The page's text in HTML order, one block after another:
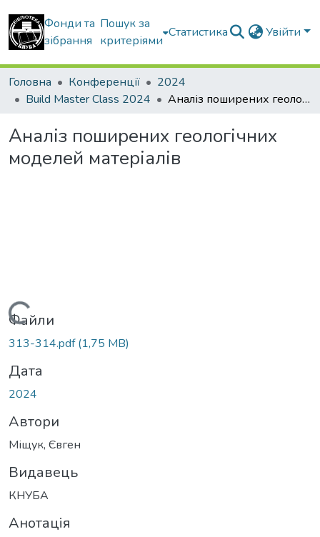
Фонди та
зібрання
Пошук за
критеріями
Статистика Увійти
Головна Конференції
2024
Build Master Class 2024
Аналіз поширених геологічних моделей матеріалів
Аналіз поширених геологічних
моделей матеріалів
Вантажиться...
Файли
313-314.pdf(1,75 MB)
Дата
2024
Автори
Міщук, Євген
Видавець
КНУБА
Анотація